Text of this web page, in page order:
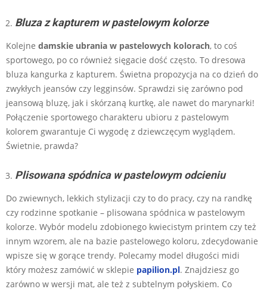
Bluza z kapturem w pastelowym kolorze
Kolejne damskie ubrania w pastelowych kolorach, to coś
sportowego, po co również sięgacie dość często. To dresowa
bluza kangurka z kapturem. Świetna propozycja na co dzień do
zwykłych jeansów czy legginsów. Sprawdzi się zarówno pod
jeansową bluzę, jak i skórzaną kurtkę, ale nawet do marynarki!
Połączenie sportowego charakteru ubioru z pastelowym
kolorem gwarantuje Ci wygodę z dziewczęcym wyglądem.
Świetnie, prawda?
Plisowana spódnica w pastelowym odcieniu
Do zwiewnych, lekkich stylizacji czy to do pracy, czy na randkę
czy rodzinne spotkanie – plisowana spódnica w pastelowym
kolorze. Wybór modelu zdobionego kwiecistym printem czy też
innym wzorem, ale na bazie pastelowego koloru, zdecydowanie
wpisze się w gorące trendy. Polecamy model długości midi
który możesz zamówić w sklepie papilion.pl. Znajdziesz go
zarówno w wersji mat, ale też z subtelnym połyskiem. Co